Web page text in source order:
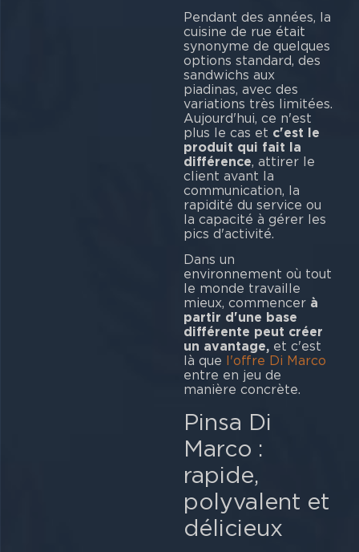
Pendant des années, la
cuisine de rue était
synonyme de quelques
options standard, des
sandwichs aux
piadinas, avec des
variations très limitées.
Aujourd'hui, ce n'est
plus le cas et c'est le
produit qui fait la
différence, attirer le
client avant la
communication, la
rapidité du service ou
la capacité à gérer les
pics d'activité.
Dans un
environnement où tout
le monde travaille
mieux, commencer à
partir d'une base
différente peut créer
un avantage, et c'est
là que
l'offre Di Marco
entre en jeu de
manière concrète.
Pinsa Di
Marco :
rapide,
polyvalent et
délicieux